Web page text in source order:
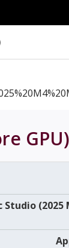
GPU)
Studio (2025